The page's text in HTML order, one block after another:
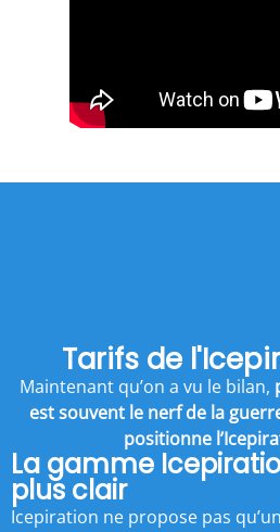
Tarifs de
Maintenant qu’on a vu le bilan,
est souvent le nerf de la
positionne
La gamme
plus clair
Icepiration ne propose pas